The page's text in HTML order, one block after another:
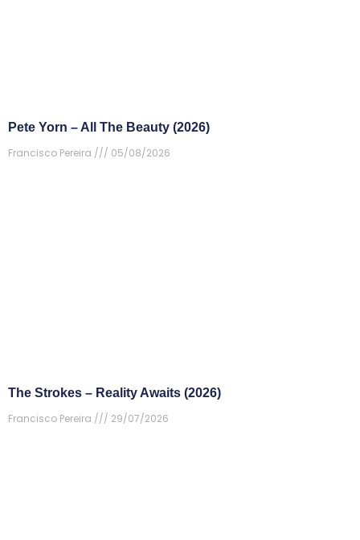
Pete Yorn – All The Beauty (2026)
Francisco Pereira
05/08/2026
The Strokes – Reality Awaits (2026)
Francisco Pereira
29/07/2026